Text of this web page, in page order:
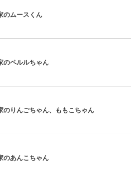
のムースくん
のペルルちゃん
のりんごちゃん、ももこちゃん
のあんこちゃん